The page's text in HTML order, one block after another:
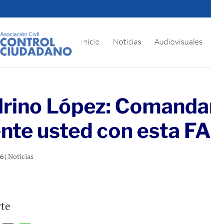
Inicio Noticias Audiovisuales
López:
usted con esta
|Noticias